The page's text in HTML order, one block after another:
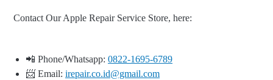
Contact Our Apple Repair Service Store, here:
📲 Phone/Whatsapp: 0822-1695-6789
📨 Email: irepair.co.id@gmail.com